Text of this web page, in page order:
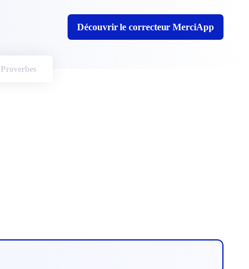
Découvrir le correcteur MerciApp
Proverbes